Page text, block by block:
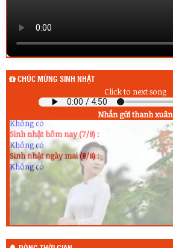
CHÚC MỪNG SINH NHẬT
Click to next song
Nhắn gửi thanh xuân
Sinh nhật hôm qua (6/8) :
Không có
Sinh nhật hôm nay (7/8) :
Không có
Sinh nhật ngày mai (8/8) :
Không có